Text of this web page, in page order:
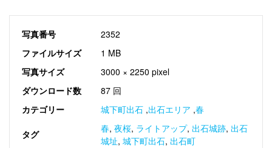
写真番号
2352
ファイルサイズ
1 MB
写真サイズ
3000 × 2250 pixel
ダウンロード数
87 回
カテゴリー
城下町出石 ,出石エリア ,春
タグ 春, 夜桜, ライトアップ, 出石城跡, 出石
城址, 城下町出石, 出石町